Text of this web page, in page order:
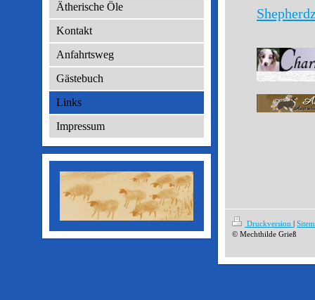
Ätherische Öle
Kontakt
Anfahrtsweg
Gästebuch
Links
Impressum
Druckversion |
© Mechthilde Grieß